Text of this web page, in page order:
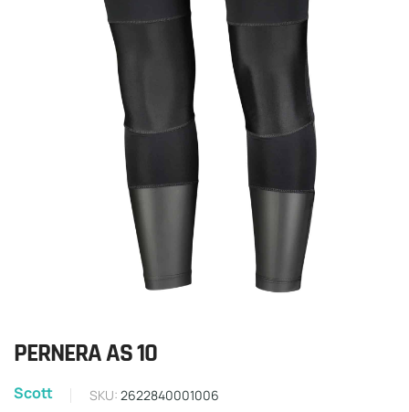
PERNERA AS 10
Scott SKU: 2622840001006